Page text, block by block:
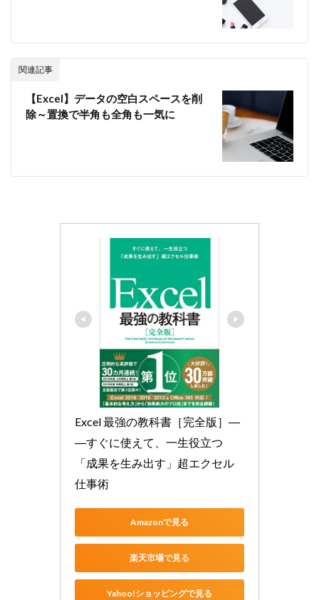
関連記事
【Excel】データの空白スペースを削
除～置換で半角も全角も一気に
Excel 最強の教科書［完全版］―
―すぐに使えて、一生役立つ
「成果を生み出す」超エクセル
仕事術
Amazonで見る
楽天市場で見る
Yahoo!ショッピングで見る